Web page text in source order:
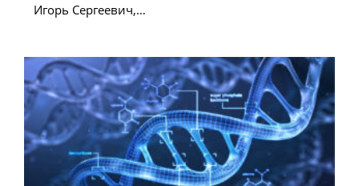
Игорь Сергеевич,…